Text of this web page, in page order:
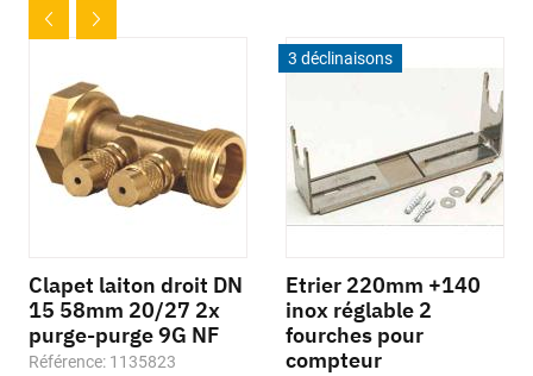
Clapet laiton droit DN
15 58mm 20/27 2x
purge-purge 9G NF
Référence: 1135823
3 déclinaisons
Etrier 220mm +140
inox réglable 2
fourches pour
compteur